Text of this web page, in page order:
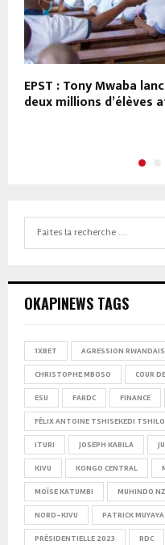
EPST : Tony Mwaba
deux millions d’élèves
OKAPINEWS TAGS
1XBET AGRESSION
CHRISTOPHE MBOSO COUR
ESU FARDC FINANCE
FÉLIX ANTOINE TSHISEKEDI
ITURI JOSEPH KABILA
KIVU KONGO CENTRAL
MOÏSE KATUMBI MUHINDO
NORD-KIVU PATRICK MUYAYA
PRÉSIDENTIELLE 2023 RDC